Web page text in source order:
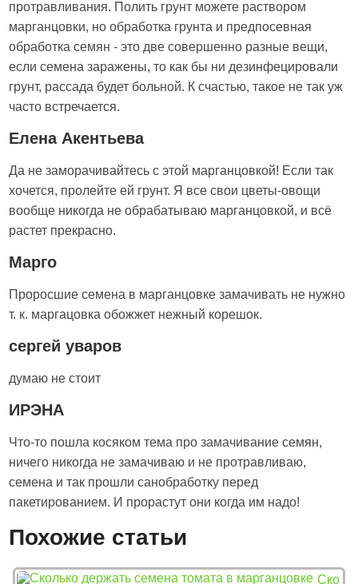
протравливания. Полить грунт можете раствором
марганцовки, но обработка грунта и предпосевная
обработка семян - это две совершенно разные вещи,
если семена заражены, то как бы ни дезинфецировали
грунт, рассада будет больной. К счастью, такое не так уж
часто встречается.
Елена Акентьева
Да не заморачивайтесь с этой марганцовкой! Если так
хочется, пролейте ей грунт. Я все свои цветы-овощи
вообще никогда не обрабатываю марганцовкой, и всё
растет прекрасно.
Марго
Проросшие семена в марганцовке замачивать не нужно
т. к. маргацовка обожжет нежный корешок.
сергей уваров
думаю не стоит
ИРЭНА
Что-то пошла косяком тема про замачивание семян,
ничего никогда не замачиваю и не протравливаю,
семена и так прошли санобработку перед
пакетированием. И прорастут они когда им надо!
Похожие статьи
Ско